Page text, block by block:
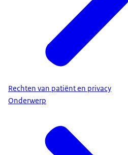
Rechten van patiënt en privacy
Onderwerp